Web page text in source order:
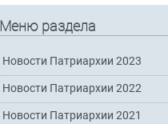
Меню раздела
Новости Патриархии 2023
Новости Патриархии 2022
Новости Патриархии 2021